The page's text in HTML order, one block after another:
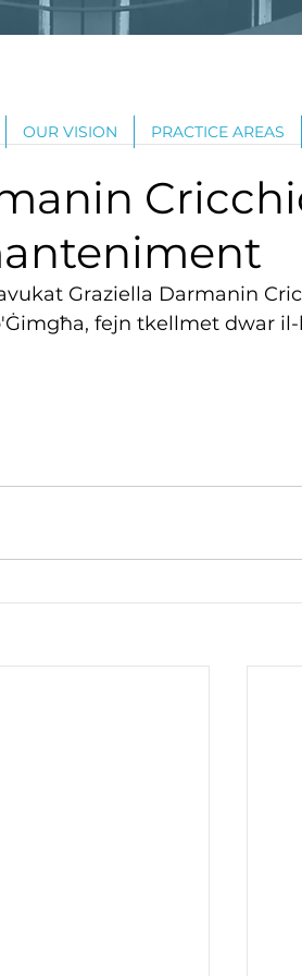
OUR VISION PRACTICE AREAS
Graziella Darmanin
fejn tkellmet dwar